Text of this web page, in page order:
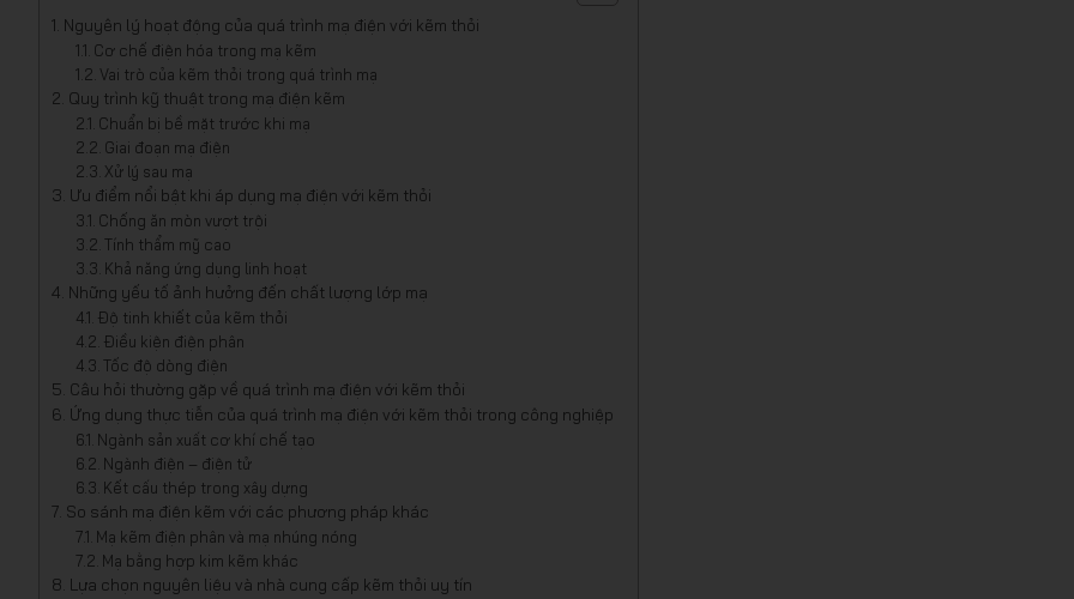
Nguyên lý hoạt động của quá trình mạ điện với kẽm thỏi
Cơ chế điện hóa trong mạ kẽm
Vai trò của kẽm thỏi trong quá trình mạ
Quy trình kỹ thuật trong mạ điện kẽm
Chuẩn bị bề mặt trước khi mạ
Giai đoạn mạ điện
Xử lý sau mạ
Ưu điểm nổi bật khi áp dụng mạ điện với kẽm thỏi
Chống ăn mòn vượt trội
Tính thẩm mỹ cao
Khả năng ứng dụng linh hoạt
Những yếu tố ảnh hưởng đến chất lượng lớp mạ
Độ tinh khiết của kẽm thỏi
Điều kiện điện phân
Tốc độ dòng điện
Câu hỏi thường gặp về quá trình mạ điện với kẽm thỏi
Ứng dụng thực tiễn của quá trình mạ điện với kẽm thỏi trong công nghiệp
Ngành sản xuất cơ khí chế tạo
Ngành điện – điện tử
Kết cấu thép trong xây dựng
So sánh mạ điện kẽm với các phương pháp khác
Mạ kẽm điện phân và mạ nhúng nóng
Mạ bằng hợp kim kẽm khác
Lựa chọn nguyên liệu và nhà cung cấp kẽm thỏi uy tín